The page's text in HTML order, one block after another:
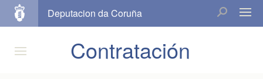
Deputacion da Coruña
Contratación